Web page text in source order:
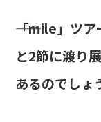
――「mile」ツ
と2節に渡り
あるのでしょ